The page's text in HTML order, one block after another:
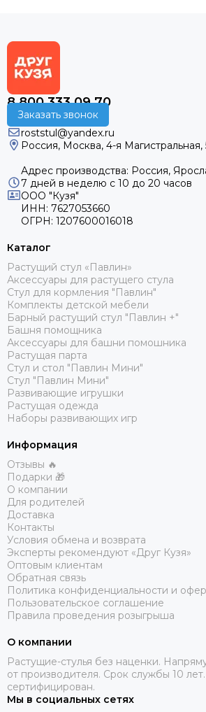
8 800 333 09 70
Заказать звонок
roststul@yandex.ru
Россия, Москва, 4-я Магистральная,
Адрес производства: Россия,
7 дней в неделю с 10 до 20 часов
ООО "Кузя"
ИНН: 7627053660
ОГРН: 1207600016018
Каталог
Растущий стул «Павлин»
Аксессуары для растущего стула
Стул для кормления "Павлин"
Комплекты детской мебели
Барный растущий стул "Павлин +"
Башня помощника
Аксессуары для башни помошника
Растущая парта
Стул и стол "Павлин Мини"
Стул "Павлин Мини"
Развивающие игрушки
Растущая одежда
Наборы развивающих игр
Информация
Отзывы 🔥
Подарки 🎁
О компании
Для родителей
Доставка
Контакты
Условия обмена и возврата
Эксперты рекомендуют «Друг Кузя»
Оптовым клиентам
Обратная связь
Политика конфиденциальности и
Пользовательское соглашение
Правила проведения розыгрыша
О компании
Растущие-стулья без наценки.
от производителя. Срок службы 10
сертифицирован.
Мы в социальных сетях